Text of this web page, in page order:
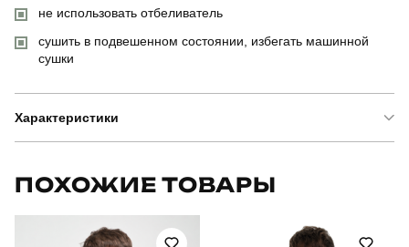
не использовать отбеливатель
сушить в подвешенном состоянии, избегать машинной
сушки
Характеристики
ПОХОЖИЕ ТОВАРЫ